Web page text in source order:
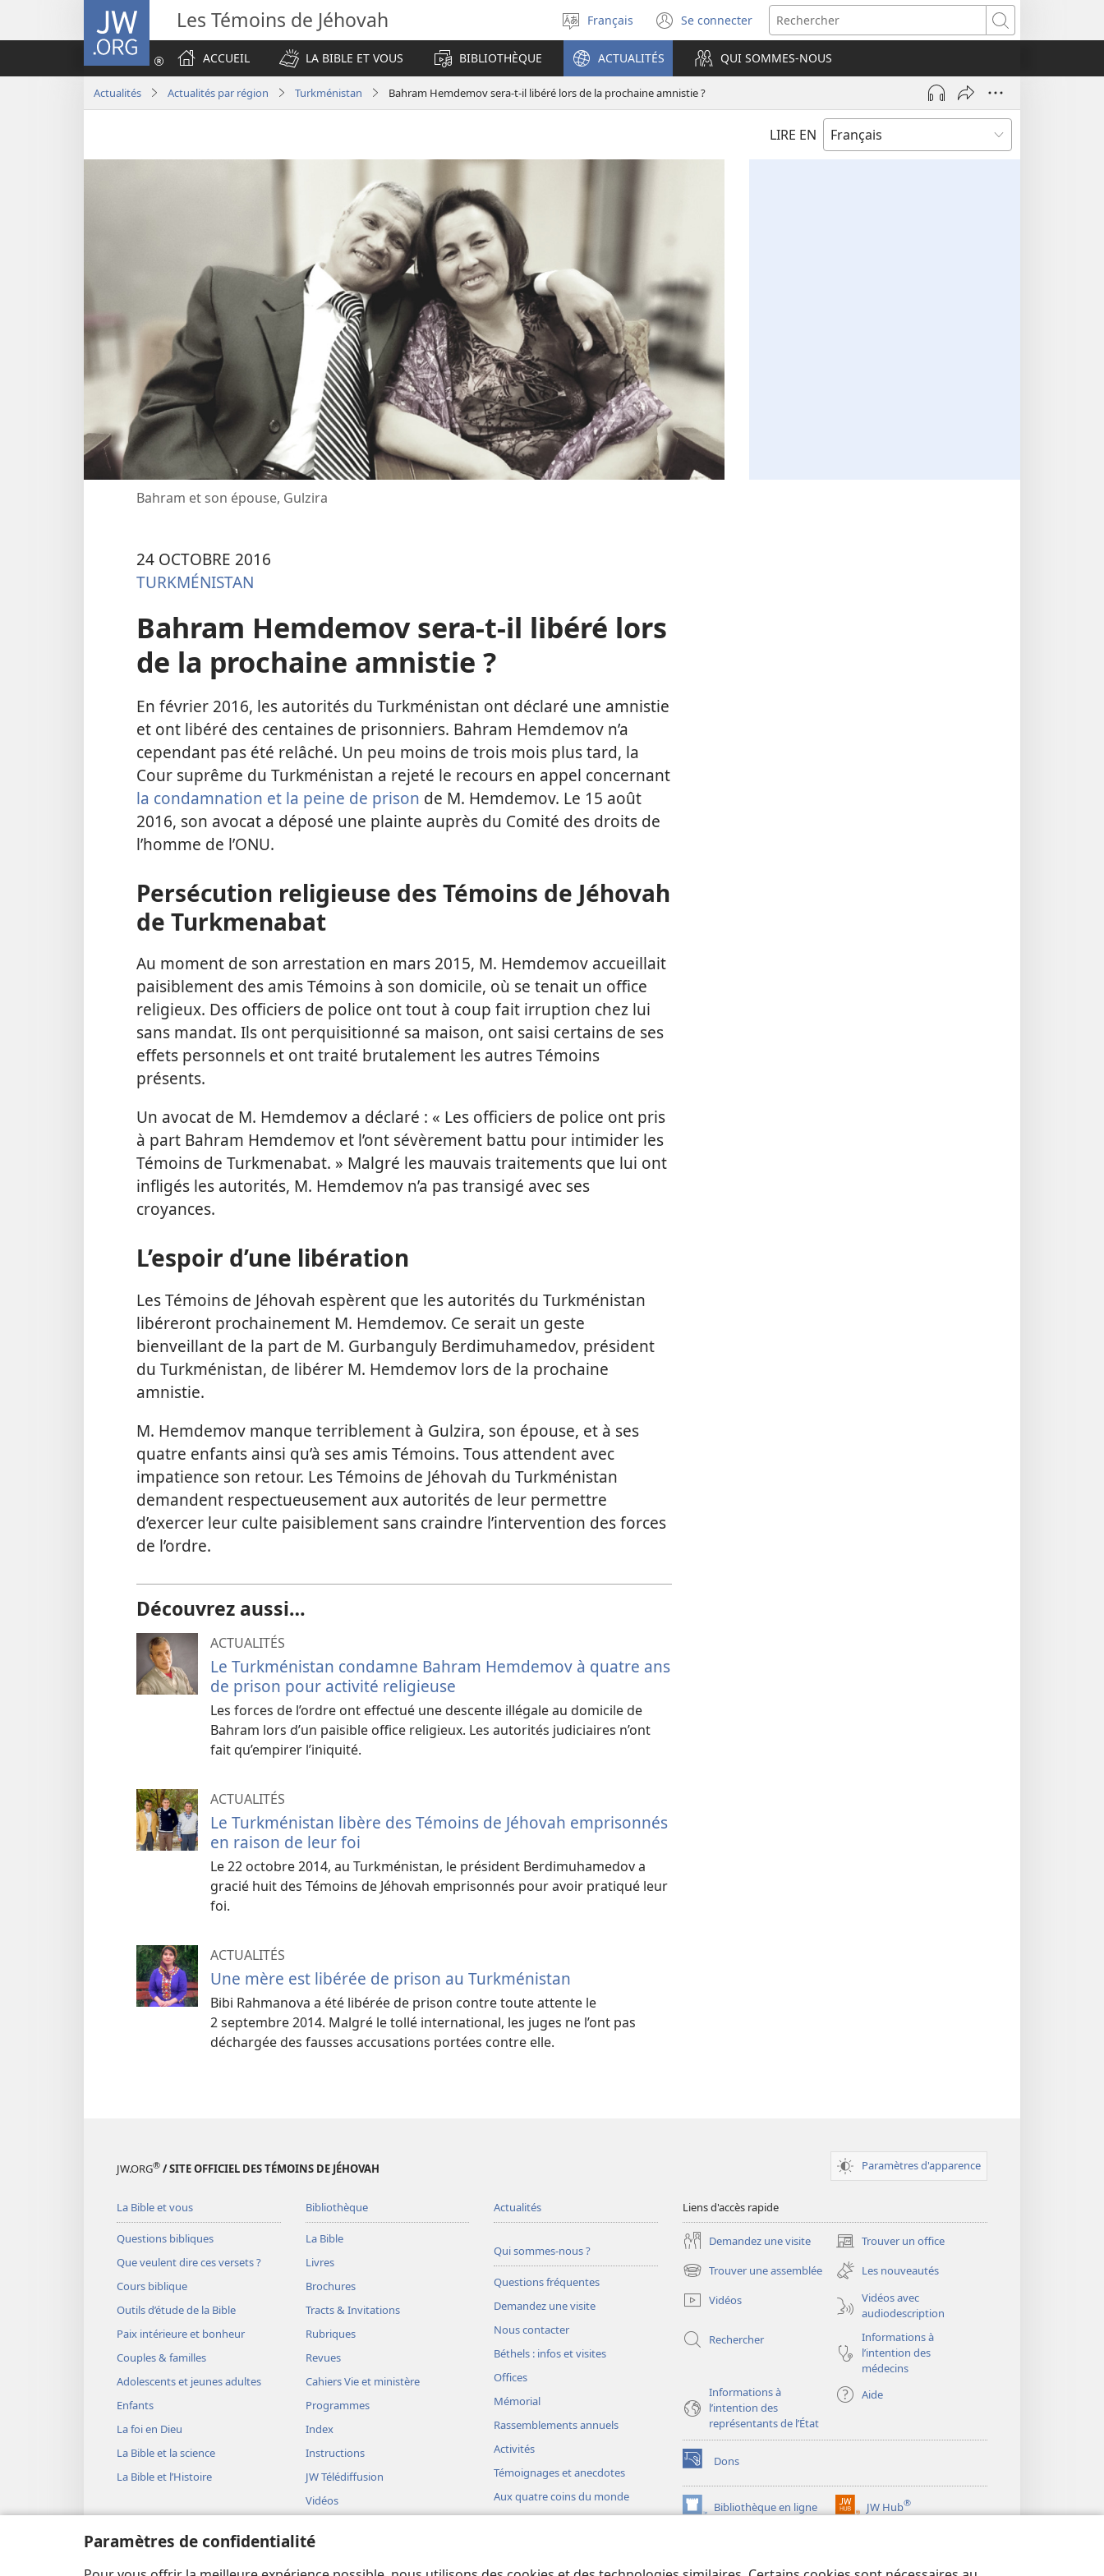
Paramètres de confidentialité
JW.ORG Les Témoins de Jéhovah
Sélectionner
la
langue
Français Se connecter
(ouvre
une
nouvelle
fenêtre)
Rechercher
ACCUEIL
LA BIBLE ET VOUS BIBLIOTHÈQUE ACTUALITÉS QUI SOMMES-NOUS
Actualités Actualités par région Turkménistan Bahram Hemdemov sera-t-il libéré lors de la prochaine amnistie ?
LIRE EN
Bahram et son épouse, Gulzira
24 OCTOBRE 2016
TURKMÉNISTAN
Bahram Hemdemov sera-t-il libéré lors
de la prochaine amnistie ?
En février 2016, les autorités du Turkménistan ont déclaré une amnistie
et ont libéré des centaines de prisonniers. Bahram Hemdemov n’a
cependant pas été relâché. Un peu moins de trois mois plus tard, la
Cour suprême du Turkménistan a rejeté le recours en appel concernant
la condamnation et la peine de prison de M. Hemdemov. Le 15 août
2016, son avocat a déposé une plainte auprès du Comité des droits de
l’homme de l’ONU.
Persécution religieuse des Témoins de Jéhovah
de Turkmenabat
Au moment de son arrestation en mars 2015, M. Hemdemov accueillait
paisiblement des amis Témoins à son domicile, où se tenait un office
religieux. Des officiers de police ont tout à coup fait irruption chez lui
sans mandat. Ils ont perquisitionné sa maison, ont saisi certains de ses
effets personnels et ont traité brutalement les autres Témoins
présents.
Un avocat de M. Hemdemov a déclaré : « Les officiers de police ont pris
à part Bahram Hemdemov et l’ont sévèrement battu pour intimider les
Témoins de Turkmenabat. » Malgré les mauvais traitements que lui ont
infligés les autorités, M. Hemdemov n’a pas transigé avec ses
croyances.
L’espoir d’une libération
Les Témoins de Jéhovah espèrent que les autorités du Turkménistan
libéreront prochainement M. Hemdemov. Ce serait un geste
bienveillant de la part de M. Gurbanguly Berdimuhamedov, président
du Turkménistan, de libérer M. Hemdemov lors de la prochaine
amnistie.
M. Hemdemov manque terriblement à Gulzira, son épouse, et à ses
quatre enfants ainsi qu’à ses amis Témoins. Tous attendent avec
impatience son retour. Les Témoins de Jéhovah du Turkménistan
demandent respectueusement aux autorités de leur permettre
d’exercer leur culte paisiblement sans craindre l’intervention des forces
de l’ordre.
Découvrez aussi…
ACTUALITÉS
Le Turkménistan condamne Bahram Hemdemov à quatre ans
de prison pour activité religieuse
Les forces de l’ordre ont effectué une descente illégale au domicile de
Bahram lors d’un paisible office religieux. Les autorités judiciaires n’ont
fait qu’empirer l’iniquité.
ACTUALITÉS
Le Turkménistan libère des Témoins de Jéhovah emprisonnés
en raison de leur foi
Le 22 octobre 2014, au Turkménistan, le président Berdimuhamedov a
gracié huit des Témoins de Jéhovah emprisonnés pour avoir pratiqué leur
foi.
ACTUALITÉS
Une mère est libérée de prison au Turkménistan
Bibi Rahmanova a été libérée de prison contre toute attente le
2 septembre 2014. Malgré le tollé international, les juges ne l’ont pas
déchargée des fausses accusations portées contre elle.
JW.ORG® / SITE OFFICIEL DES TÉMOINS DE JÉHOVAH Paramètres d'apparence
La Bible et vous
Questions bibliques
Que veulent dire ces versets ?
Cours biblique
Outils d’étude de la Bible
Paix intérieure et bonheur
Couples & familles
Adolescents et jeunes adultes
Enfants
La foi en Dieu
La Bible et la science
La Bible et l’Histoire
Bibliothèque
La Bible
Livres
Brochures
Tracts & Invitations
Rubriques
Revues
Cahiers Vie et ministère
Programmes
Index
Instructions
JW Télédiffusion
Vidéos
Représentations théâtrales
Actualités
Qui sommes-nous ?
Questions fréquentes
Demandez une visite
Nous contacter
Béthels : infos et visites
Offices
Mémorial
Rassemblements annuels
Activités
Témoignages et anecdotes
Aux quatre coins du monde
Liens d'accès rapide
Demandez une visite Trouver un office
(ouvre
une
nouvelle
fenêtre)
Trouver une assemblée
(ouvre
une
nouvelle
Les nouveautés
Vidéos
Vidéos avec
audiodescription
Rechercher
Informations à
l’intention des
médecins
Informations à
l’intention des
représentants de l’État
Aide
Dons
(ouvre
une
nouvelle
fenêtre)
Bibliothèque en ligne
(ouvre
JW Hub®
(ouvre